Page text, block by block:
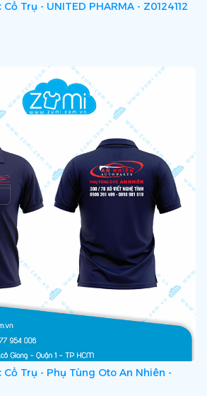
Trụ - UNITED PHARMA - Z0124112
Trụ - Phụ Tùng Oto An Nhiên -